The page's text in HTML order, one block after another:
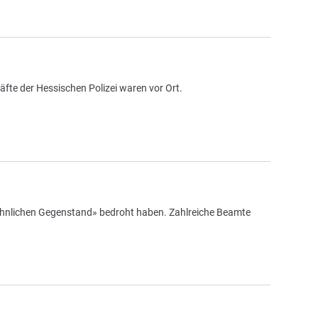
der Hessischen Polizei waren vor Ort.
Gegenstand» bedroht haben. Zahlreiche Beamte